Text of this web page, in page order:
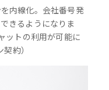
内線化。会社番号発
きるようになりま
ットの利用が可能に
約）